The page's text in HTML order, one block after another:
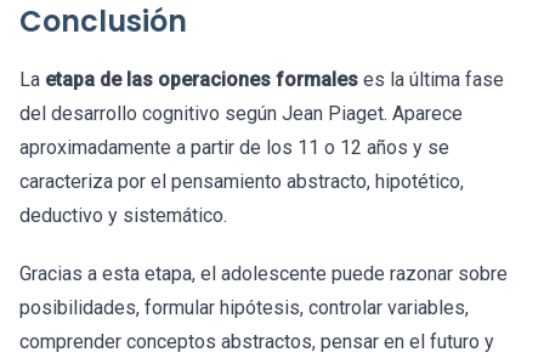
Conclusión
La etapa de las operaciones formales es la última fase
del desarrollo cognitivo según Jean Piaget. Aparece
aproximadamente a partir de los 11 o 12 años y se
caracteriza por el pensamiento abstracto, hipotético,
deductivo y sistemático.
Gracias a esta etapa, el adolescente puede razonar sobre
posibilidades, formular hipótesis, controlar variables,
comprender conceptos abstractos, pensar en el futuro y